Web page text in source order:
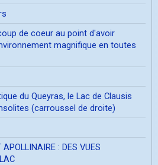
de coeur au point d'avoir
magnifique en toutes
du Queyras, le Lac de Clausis
(carroussel de droite)
: DES VUES